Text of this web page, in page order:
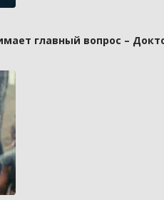
главный вопрос –